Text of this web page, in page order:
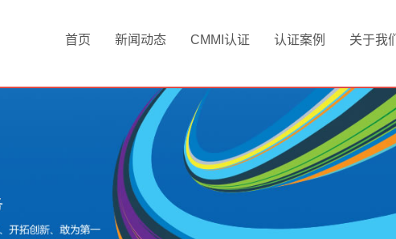
首页 新闻动态 CMMI认证 认证案例 关于我们